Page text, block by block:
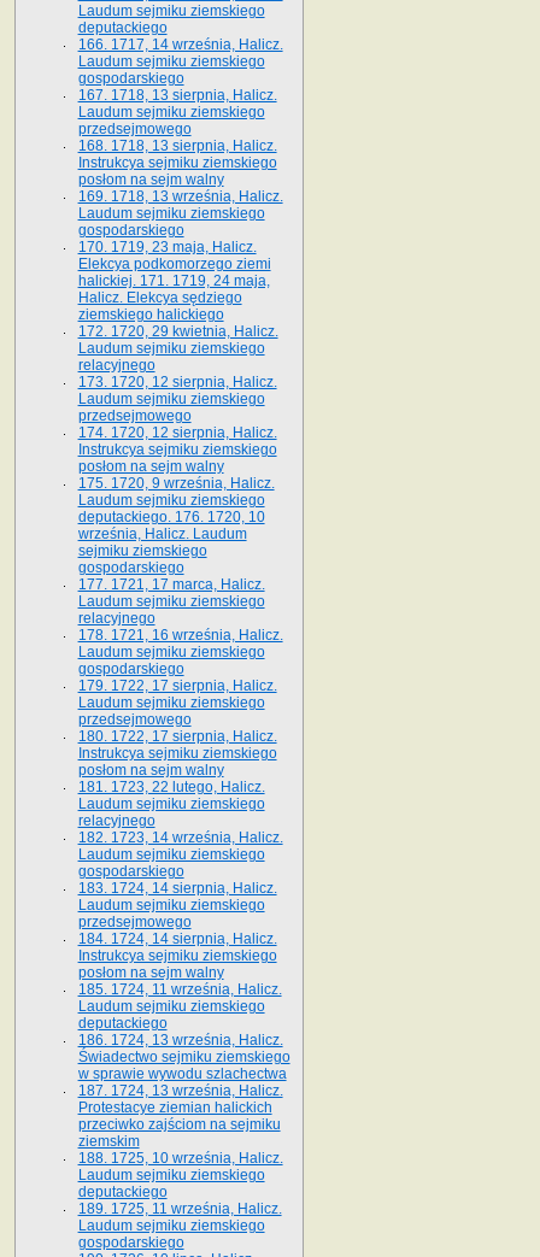
Laudum sejmiku ziemskiego
deputackiego
166. 1717, 14 września, Halicz.
Laudum sejmiku ziemskiego
gospodarskiego
167. 1718, 13 sierpnia, Halicz.
Laudum sejmiku ziemskiego
przedsejmowego
168. 1718, 13 sierpnia, Halicz.
Instrukcya sejmiku ziemskiego
posłom na sejm walny
169. 1718, 13 września, Halicz.
Laudum sejmiku ziemskiego
gospodarskiego
170. 1719, 23 maja, Halicz.
Elekcya podkomorzego ziemi
halickiej. 171. 1719, 24 maja,
Halicz. Elekcya sędziego
ziemskiego halickiego
172. 1720, 29 kwietnia, Halicz.
Laudum sejmiku ziemskiego
relacyjnego
173. 1720, 12 sierpnia, Halicz.
Laudum sejmiku ziemskiego
przedsejmowego
174. 1720, 12 sierpnia, Halicz.
Instrukcya sejmiku ziemskiego
posłom na sejm walny
175. 1720, 9 września, Halicz.
Laudum sejmiku ziemskiego
deputackiego. 176. 1720, 10
września, Halicz. Laudum
sejmiku ziemskiego
gospodarskiego
177. 1721, 17 marca, Halicz.
Laudum sejmiku ziemskiego
relacyjnego
178. 1721, 16 września, Halicz.
Laudum sejmiku ziemskiego
gospodarskiego
179. 1722, 17 sierpnia, Halicz.
Laudum sejmiku ziemskiego
przedsejmowego
180. 1722, 17 sierpnia, Halicz.
Instrukcya sejmiku ziemskiego
posłom na sejm walny
181. 1723, 22 lutego, Halicz.
Laudum sejmiku ziemskiego
relacyjnego
182. 1723, 14 września, Halicz.
Laudum sejmiku ziemskiego
gospodarskiego
183. 1724, 14 sierpnia, Halicz.
Laudum sejmiku ziemskiego
przedsejmowego
184. 1724, 14 sierpnia, Halicz.
Instrukcya sejmiku ziemskiego
posłom na sejm walny
185. 1724, 11 września, Halicz.
Laudum sejmiku ziemskiego
deputackiego
186. 1724, 13 września, Halicz.
Świadectwo sejmiku ziemskiego
w sprawie wywodu szlachectwa
187. 1724, 13 września, Halicz.
Protestacye ziemian halickich
przeciwko zajściom na sejmiku
ziemskim
188. 1725, 10 września, Halicz.
Laudum sejmiku ziemskiego
deputackiego
189. 1725, 11 września, Halicz.
Laudum sejmiku ziemskiego
gospodarskiego